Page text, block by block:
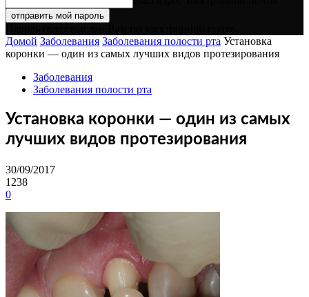
Домой Заболевания Заболевания полости рта Установка
коронки — один из самых лучших видов протезирования
Заболевания
Заболевания полости рта
Установка коронки — один из самых
лучших видов протезирования
30/09/2017
1238
0